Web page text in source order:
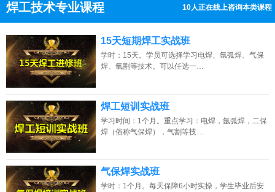
焊工技术专业课程 9人正在线上咨询本类课程
点击免费咨询电话：13807313137
15天短期焊工实战班
学时：15天。学员可选择学习电焊、氩弧焊、气保
焊、氧割等技术。可以任选一…
焊工短训实战班
学习时间：1个月。重点学习：电焊，氩弧焊，二保
焊（俗称气保焊），气割等技…
气保焊实战班
学时：1个月。每天保障6小时实操，学生毕业后安